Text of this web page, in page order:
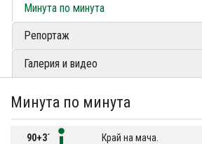
Минута по минута
Репортаж
Галерия и видео
Минута по минута
90+3´ Край на мача.